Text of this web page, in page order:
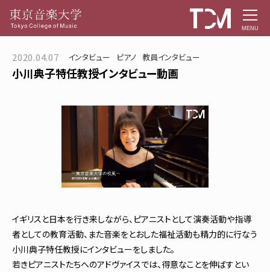
MENU
2020.04.07 インタビュー ピアノ 教員インタビュー
小川典子特任教授インタビュー動画
イギリスと日本を行き来しながら、ピアニストとして演奏活動や指導
者としての教育活動、また音楽をとおした福祉活動も精力的に行なう
小川典子特任教授にインタビューをしました。
若きピアニストたちへのアドヴァイスでは、得意なことを伸ばすとい